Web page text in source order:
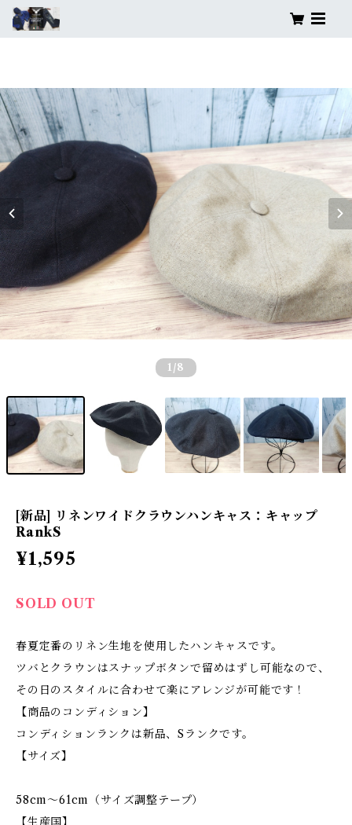
1 /8
[新品] リネンワイドクラウンハンキャス：キャップ
RankS
¥1,595
SOLD OUT
春夏定番のリネン生地を使用したハンキャスです。
ツバとクラウンはスナップボタンで留めはずし可能なので、
その日のスタイルに合わせて楽にアレンジが可能です！
【商品のコンディション】
コンディションランクは新品、Sランクです。
【サイズ】
58cm〜61cm（サイズ調整テープ）
【生産国】